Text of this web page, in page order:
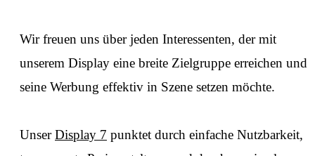
⁠Wir freuen uns über jeden Interessenten, der mit
unserem Display eine breite Zielgruppe erreichen und
seine Werbung effektiv in Szene setzen möchte.
⁠UnserDisplay 7 punktet durch einfache Nutzbarkeit,